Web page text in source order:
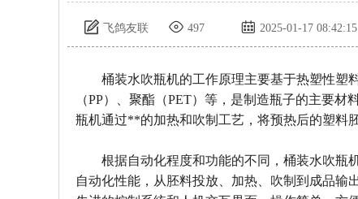
飞鸽友联 497 2025-01-17 08:42:15
桶装水吹瓶机的工作原理主要基于热塑性塑
（PP）、聚酯（PET）等，是制造瓶子的主要
瓶机通过**的加热和吹制工艺，将预热后的塑料
根据自动化程度和功能的不同，桶装水吹瓶
自动化性能，从胚料投放、加热、吹制到成品输